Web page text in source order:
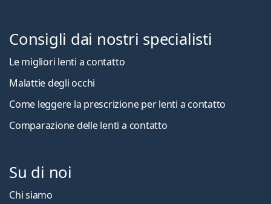
Consigli dai nostri specialisti
Le migliori lenti a contatto
Malattie degli occhi
Come leggere la prescrizione per lenti a contatto
Comparazione delle lenti a contatto
Su di noi
Chi siamo